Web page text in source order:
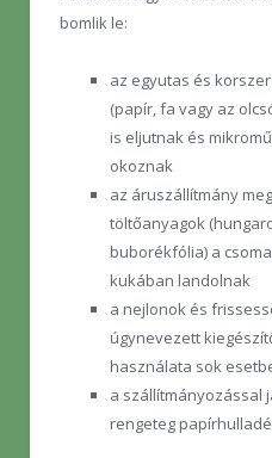
bomlik le:
az egyutas és
(papír, fa vagy az
is eljutnak és
okoznak
az áruszállítmány
töltőanyagok
buborékfólia) a
kukában landolnak
a nejlonok és
úgynevezett
használata sok
a szállítmányozással
rengeteg